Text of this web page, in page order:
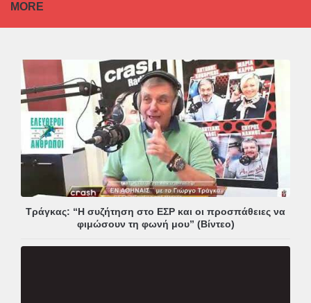
MORE
Τράγκας: “Η συζήτηση στο ΕΣΡ και οι προσπάθειες να
φιμώσουν τη φωνή μου” (Βίντεο)